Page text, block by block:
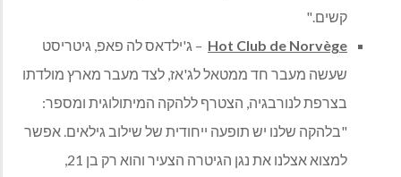
קשים."
Hot Club de Norvège – ג'ילדאס לה פאפ, גיטריסט
שעשה מעבר חד ממטאל לג'אז, לצד מעבר מארץ מולדתו
בצרפת לנורבגיה, הצטרף ללהקה המיתולוגית ומספר:
"בלהקה שלנו יש תופעה ייחודית של שילוב גילאים. אפשר
למצוא אצלנו את נגן הגיטרה הצעיר והוא רק בן 21,